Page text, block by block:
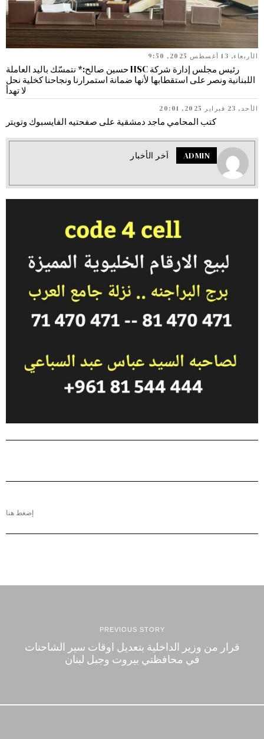
الأربعاء, 13 أغسطس 2025, 9:50
رئيس مجلس إدارة شركة HSC حسين صالح:* نتمسّك باليد العاملة
اللبنانية ونصر على استقطابها لأنها ضمانة استمرارنا ونجاحنا كخلية نحل
لا تهدأ
الأحد, 23 فبراير 2025, 20:01
كتب المحامي ماجد دمشقية على صفحتيه الفايسبوك وتويتر
ADMIN اَخر الأخبار
إضغط هنا
PREVIOUS STORY
قرار من وزير الداخلية بتعديل اوقات سير الشاحنات
في محافظتي بيروت وجبل لبنان